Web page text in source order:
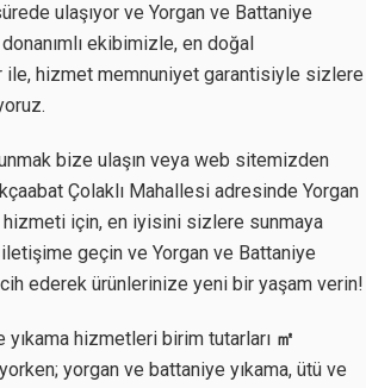
ulaşıyor ve Yorgan ve Battaniye
ekibimizle, en doğal
ile, hizmet memnuniyet garantisiyle sizlere
bize ulaşın veya web sitemizden
Çolaklı Mahallesi adresinde Yorgan
hizmeti için, en iyisini sizlere sunmaya
geçin ve Yorgan ve Battaniye
ederek ürünlerinize yeni bir yaşam verin!
yıkama hizmetleri birim tutarları ㎡
yorgan ve battaniye yıkama, ütü ve